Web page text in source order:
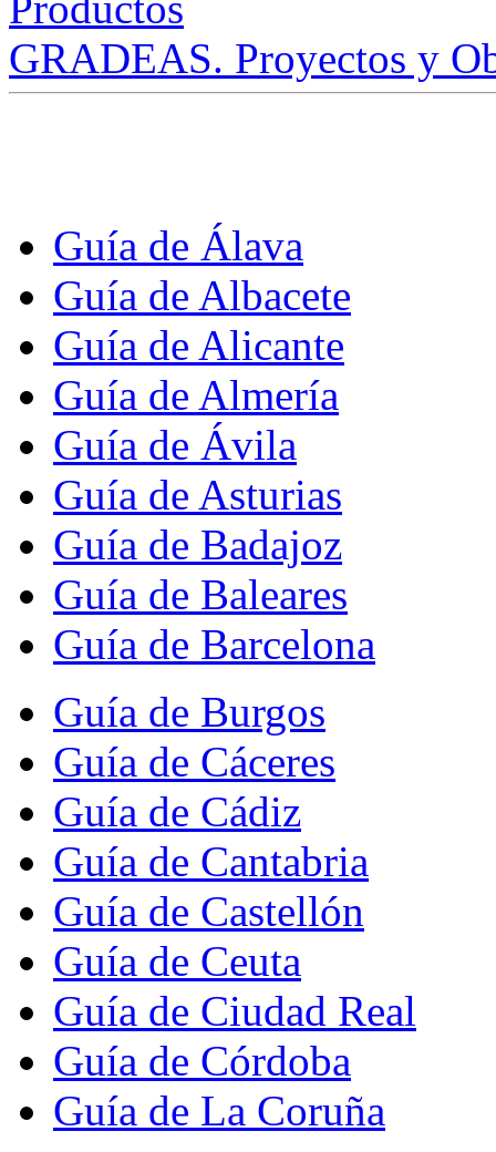
GRADEAS. Proyectos y
Guía de Álava
Guía de Albacete
Guía de Alicante
Guía de Almería
Guía de Ávila
Guía de Asturias
Guía de Badajoz
Guía de Baleares
Guía de Barcelona
Guía de Burgos
Guía de Cáceres
Guía de Cádiz
Guía de Cantabria
Guía de Castellón
Guía de Ceuta
Guía de Ciudad Real
Guía de Córdoba
Guía de La Coruña